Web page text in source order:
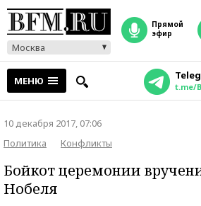
Москва
прямой
эфир
МЕНЮ t.me/
10 декабря 2017, 07:06
Политика
Конфликты
Бойкот церемонии
Нобеля